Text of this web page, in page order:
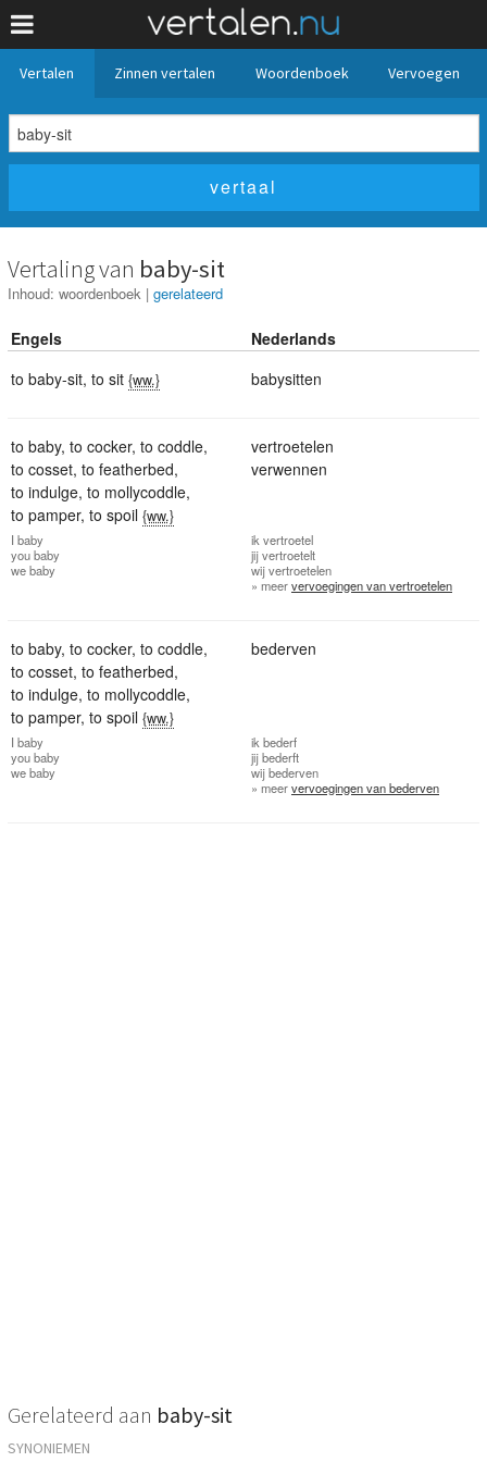
Vertalen Zinnen vertalen Woordenboek Vervoegen
Vertaling van baby-sit
Inhoud: woordenboek | gerelateerd
Engels
Nederlands
to baby-sit, to sit {ww.} babysitten
to baby, to cocker, to coddle,
to cosset, to featherbed,
to indulge, to mollycoddle,
to pamper, to spoil {ww.}
vertroetelen
verwennen
I baby
youbaby
webaby
ik vertroetel
jijvertroetelt
wijvertroetelen
» meervervoegingen van vertroetelen
to baby, to cocker, to coddle,
to cosset, to featherbed,
to indulge, to mollycoddle,
to pamper, to spoil {ww.}
bederven
I baby
youbaby
webaby
ik bederf
jijbederft
wijbederven
» meervervoegingen van bederven
Gerelateerd aan baby-sit
SYNONIEMEN